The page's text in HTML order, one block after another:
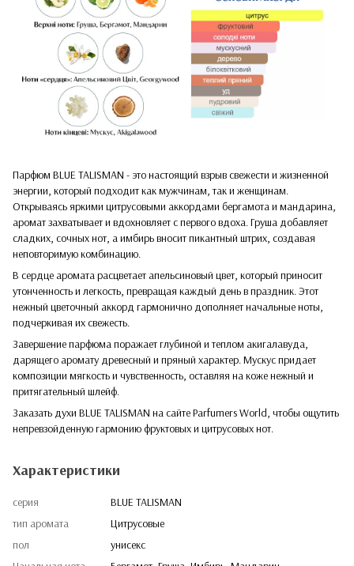
Парфюм BLUE TALISMAN - это настоящий взрыв свежести и жизненной
энергии, который подходит как мужчинам, так и женщинам.
Открываясь яркими цитрусовыми аккордами бергамота и мандарина,
аромат захватывает и вдохновляет с первого вдоха. Груша добавляет
сладких, сочных нот, а имбирь вносит пикантный штрих, создавая
неповторимую комбинацию.
В сердце аромата расцветает апельсиновый цвет, который приносит
утонченность и легкость, превращая каждый день в праздник. Этот
нежный цветочный аккорд гармонично дополняет начальные ноты,
подчеркивая их свежесть.
Завершение парфюма поражает глубиной и теплом акигалавуда,
дарящего аромату древесный и пряный характер. Мускус придает
композиции мягкость и чувственность, оставляя на коже нежный и
притягательный шлейф.
Заказать духи BLUE TALISMAN на сайте Parfumers World, чтобы ощутить
непревзойденную гармонию фруктовых и цитрусовых нот.
Характеристики
серия
BLUE TALISMAN
тип аромата
Цитрусовые
пол
унисекс